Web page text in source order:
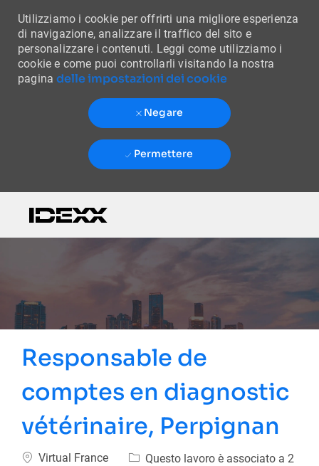
Utilizziamo i cookie per offrirti una migliore esperienza
di navigazione, analizzare il traffico del sito e
personalizzare i contenuti. Leggi come utilizziamo i
cookie e come puoi controllarli visitando la nostra
paginadelle impostazioni dei cookie
Negare
Permettere
Responsable de
comptes en diagnostic
vétérinaire, Perpignan
Ubicazione
Virtual France
Questo lavoro è associato a 2